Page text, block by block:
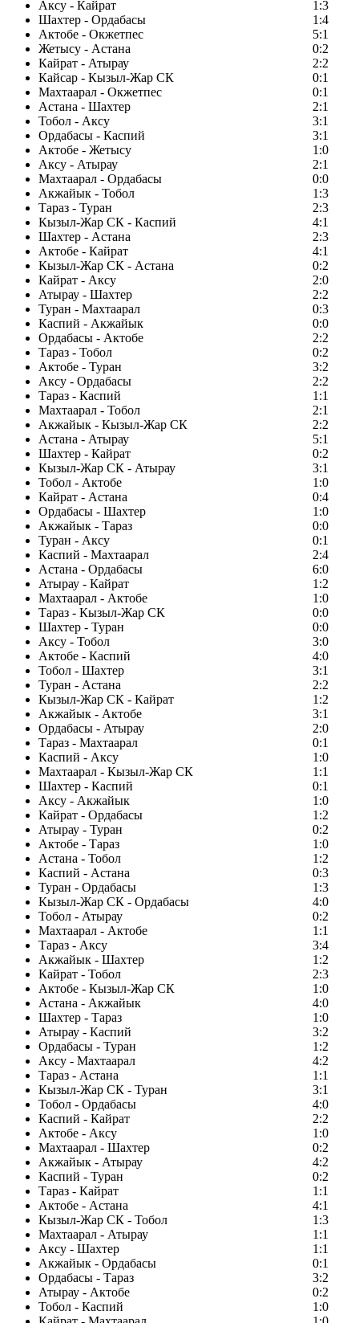
Аксу - Кайрат
1:3
Шахтер - Ордабасы
1:4
Актобе - Окжетпес
5:1
Жетысу - Астана
0:2
Кайрат - Атырау
2:2
Кайсар - Кызыл-Жар СК
0:1
Махтаарал - Окжетпес
0:1
Астана - Шахтер
2:1
Тобол - Аксу
3:1
Ордабасы - Каспий
3:1
Актобе - Жетысу
1:0
Аксу - Атырау
2:1
Махтаарал - Ордабасы
0:0
Акжайык - Тобол
1:3
Тараз - Туран
2:3
Кызыл-Жар СК - Каспий
4:1
Шахтер - Астана
2:3
Актобе - Кайрат
4:1
Кызыл-Жар СК - Астана
0:2
Кайрат - Аксу
2:0
Атырау - Шахтер
2:2
Туран - Махтаарал
0:3
Каспий - Акжайык
0:0
Ордабасы - Актобе
2:2
Тараз - Тобол
0:2
Актобе - Туран
3:2
Аксу - Ордабасы
2:2
Тараз - Каспий
1:1
Махтаарал - Тобол
2:1
Акжайык - Кызыл-Жар СК
2:2
Астана - Атырау
5:1
Шахтер - Кайрат
0:2
Кызыл-Жар СК - Атырау
3:1
Тобол - Актобе
1:0
Кайрат - Астана
0:4
Ордабасы - Шахтер
1:0
Акжайык - Тараз
0:0
Туран - Аксу
0:1
Каспий - Махтаарал
2:4
Астана - Ордабасы
6:0
Атырау - Кайрат
1:2
Махтаарал - Актобе
1:0
Тараз - Кызыл-Жар СК
0:0
Шахтер - Туран
0:0
Аксу - Тобол
3:0
Актобе - Каспий
4:0
Тобол - Шахтер
3:1
Туран - Астана
2:2
Кызыл-Жар СК - Кайрат
1:2
Акжайык - Актобе
3:1
Ордабасы - Атырау
2:0
Тараз - Махтаарал
0:1
Каспий - Аксу
1:0
Махтаарал - Кызыл-Жар СК
1:1
Шахтер - Каспий
0:1
Аксу - Акжайык
1:0
Кайрат - Ордабасы
1:2
Атырау - Туран
0:2
Актобе - Тараз
1:0
Астана - Тобол
1:2
Каспий - Астана
0:3
Туран - Ордабасы
1:3
Кызыл-Жар СК - Ордабасы
4:0
Тобол - Атырау
0:2
Махтаарал - Актобе
1:1
Тараз - Аксу
3:4
Акжайык - Шахтер
1:2
Кайрат - Тобол
2:3
Актобе - Кызыл-Жар СК
1:0
Астана - Акжайык
4:0
Шахтер - Тараз
1:0
Атырау - Каспий
3:2
Ордабасы - Туран
1:2
Аксу - Махтаарал
4:2
Тараз - Астана
1:1
Кызыл-Жар СК - Туран
3:1
Тобол - Ордабасы
4:0
Каспий - Кайрат
2:2
Актобе - Аксу
1:0
Махтаарал - Шахтер
0:2
Акжайык - Атырау
4:2
Каспий - Туран
0:2
Тараз - Кайрат
1:1
Актобе - Астана
4:1
Кызыл-Жар СК - Тобол
1:3
Махтаарал - Атырау
1:1
Аксу - Шахтер
1:1
Акжайык - Ордабасы
0:1
Ордабасы - Тараз
3:2
Атырау - Актобе
0:2
Тобол - Каспий
1:0